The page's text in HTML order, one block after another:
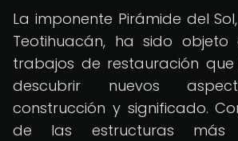
La imponente Pirámide del
Teotihuacán, ha sido objeto
trabajos de restauración
descubrir nuevos
construcción y significado.
de las estructuras más